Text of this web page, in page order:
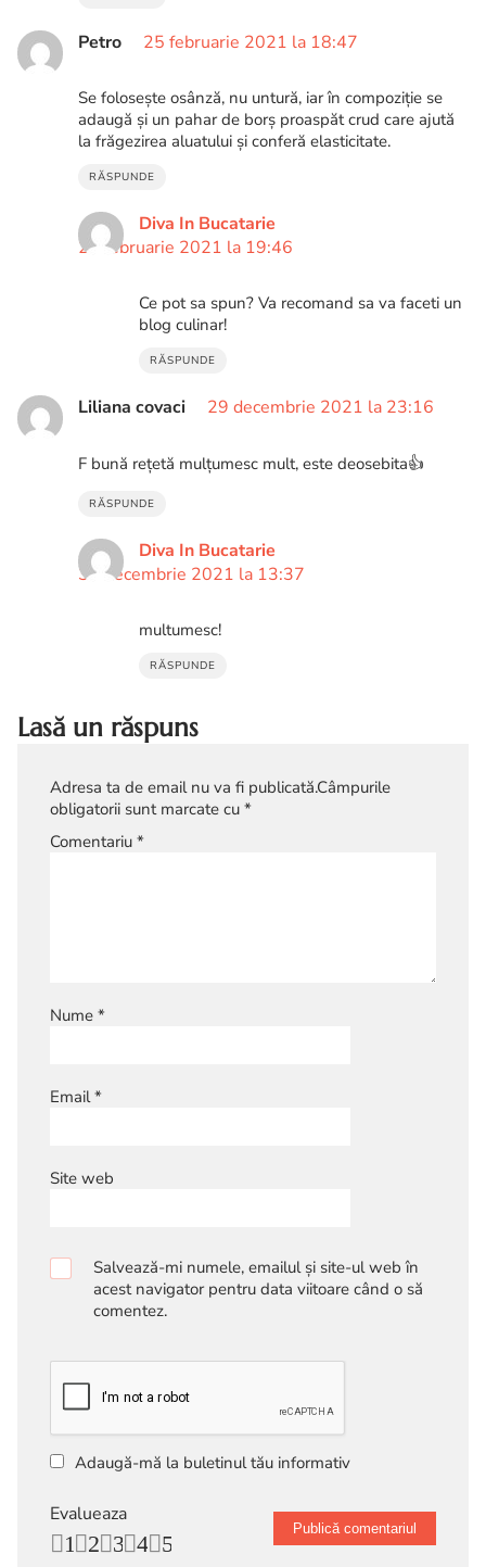
Petro 25 februarie 2021 la 18:47
Se folosește osânză, nu untură, iar în compoziție se
adaugă și un pahar de borș proaspăt crud care ajută
la frăgezirea aluatului și conferă elasticitate.
RĂSPUNDE
Diva In Bucatarie
25 februarie 2021 la 19:46
Ce pot sa spun? Va recomand sa va faceti un
blog culinar!
RĂSPUNDE
Liliana covaci 29 decembrie 2021 la 23:16
F bună rețetă mulțumesc mult, este deosebita👍
RĂSPUNDE
Diva In Bucatarie
30 decembrie 2021 la 13:37
multumesc!
RĂSPUNDE
Lasă un răspuns
Adresa ta de email nu va fi publicată.Câmpurile
obligatorii sunt marcate cu *
Comentariu *
Nume *
Email*
Site web
Salvează-mi numele, emailul și site-ul web în
acest navigator pentru data viitoare când o să
comentez.
Adaugă-mă la buletinul tău informativ
Evalueaza
5
4
3
2
1